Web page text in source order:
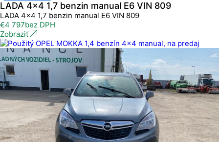
LADA 4x4 1,7 benzin manual E6 VIN 809
LADA 4x4 1,7 benzin manual E6 VIN 809
€4 797bez DPH
Zobraziť